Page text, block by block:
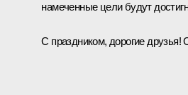
намеченные цели будут
С праздником, дорогие друзья!